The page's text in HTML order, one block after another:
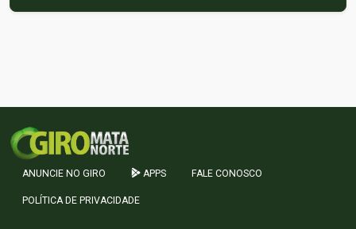
ANUNCIE NO GIRO APPS FALE CONOSCO
POLÍTICA DE PRIVACIDADE